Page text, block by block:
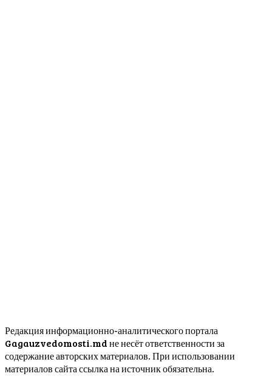
Редакция информационно-аналитического портала
Gagauzvedomosti.md не несёт ответственности за
содержание авторских материалов. При использовании
материалов сайта ссылка на источник обязательна.